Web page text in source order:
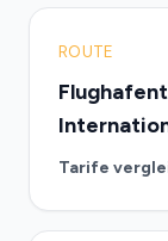
ROUTE
Tarife